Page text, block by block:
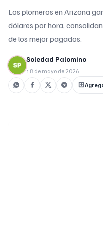
Los plomeros en Arizona
dólares por hora,
de los mejor pagados.
Soledad Palomino
18 de mayo de 2026